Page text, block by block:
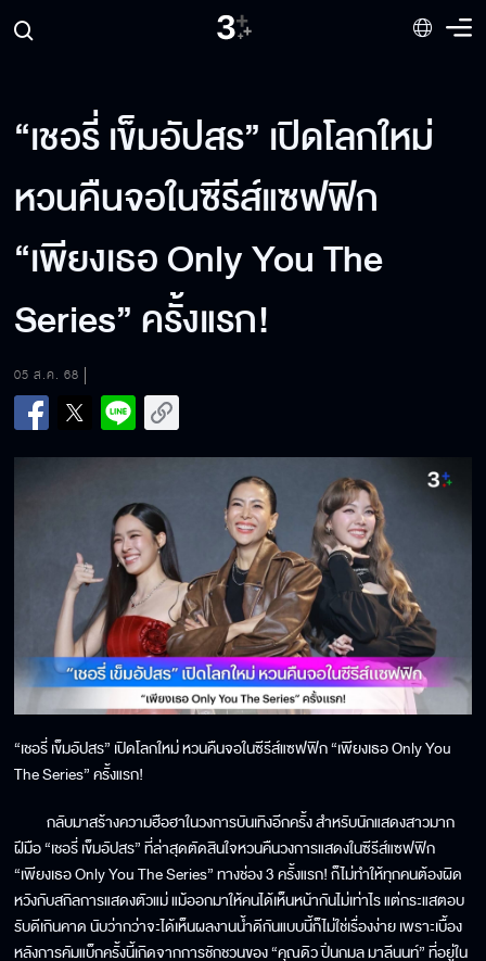
“เชอรี่ เข็มอัปสร” เปิดโลกใหม่
หวนคืนจอในซีรีส์แซฟฟิก
“เพียงเธอ Only You The
Series” ครั้งแรก!
05 ส.ค. 68
“เชอรี่ เข็มอัปสร” เปิดโลกใหม่ หวนคืนจอในซีรีส์แซฟฟิก “เพียงเธอ Only You
The Series” ครั้งแรก!
กลับมาสร้างความฮือฮาในวงการบันเทิงอีกครั้ง สำหรับนักแสดงสาวมาก
ฝีมือ “เชอรี่ เข็มอัปสร” ที่ล่าสุดตัดสินใจหวนคืนวงการแสดงในซีรีส์แซฟฟิก
“เพียงเธอ Only You The Series” ทางช่อง 3 ครั้งแรก! ก็ไม่ทำให้ทุกคนต้องผิด
หวังกับสกิลการแสดงตัวแม่ แม้ออกมาให้คนได้เห็นหน้ากันไม่เท่าไร แต่กระแสตอบ
รับดีเกินคาด นับว่ากว่าจะได้เห็นผลงานน้ำดีกันแบบนี้ก็ไม่ใช่เรื่องง่าย เพราะเบื้อง
หลังการคัมแบ็กครั้งนี้เกิดจากการชักชวนของ “คุณดิว ปิ่นกมล มาลีนนท์” ที่อยู่ใน